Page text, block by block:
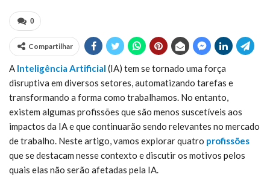
0
Compartilhar
A Inteligência Artificial (IA) tem se tornado uma força
disruptiva em diversos setores, automatizando tarefas e
transformando a forma como trabalhamos. No entanto,
existem algumas profissões que são menos suscetíveis aos
impactos da IA e que continuarão sendo relevantes no mercado
de trabalho. Neste artigo, vamos explorar quatro profissões
que se destacam nesse contexto e discutir os motivos pelos
quais elas não serão afetadas pela IA.